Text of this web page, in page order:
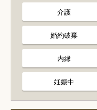
介護
婚約破棄
内縁
妊娠中